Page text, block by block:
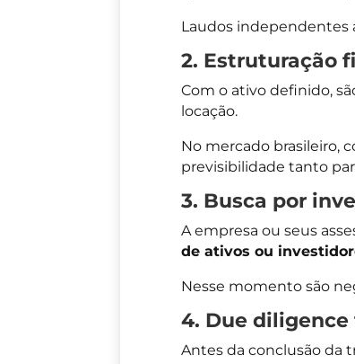
Laudos independentes
2. Estruturação
Com o ativo definido,
locação.
No mercado brasileiro,
previsibilidade tanto
3. Busca por
A empresa ou seus
de ativos ou
Nesse momento são
4. Due
Antes da conclusão da